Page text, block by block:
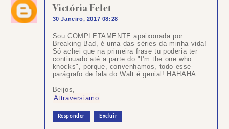
Victória Felet
30 Janeiro, 2017 08:28
Sou COMPLETAMENTE apaixonada por
Breaking Bad, é uma das séries da minha vida!
Só achei que na primeira frase tu poderia ter
continuado até a parte do "I'm the one who
knocks", porque, convenhamos, todo esse
parágrafo de fala do Walt é genial! HAHAHA
Beijos,
Attraversiamo
Responder Excluir